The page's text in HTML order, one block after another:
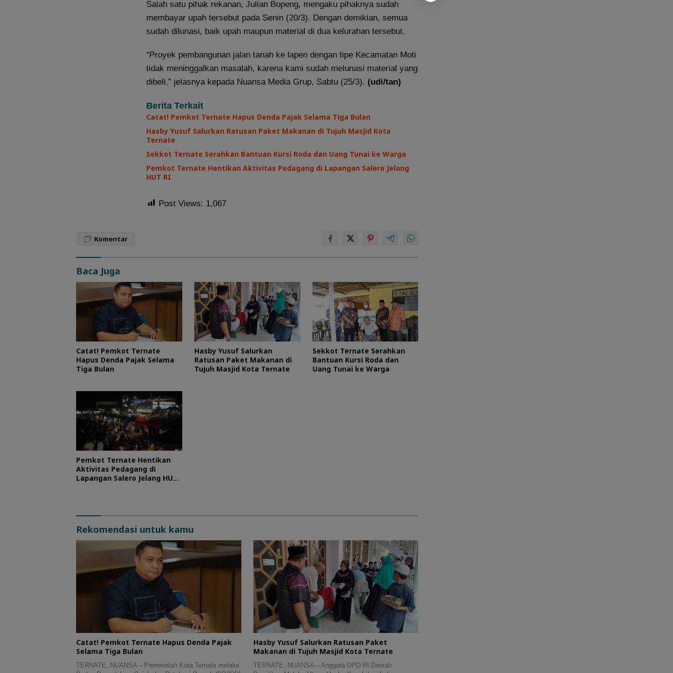
Salah satu pihak rekanan, Julian Bopeng, mengaku pihaknya sudah
membayar upah tersebut pada Senin (20/3). Dengan demikian, semua
sudah dilunasi, baik upah maupun material di dua kelurahan tersebut.
“Proyek pembangunan jalan tanah ke lapen dengan tipe Kecamatan Moti
tidak meninggalkan masalah, karena kami sudah melunasi material yang
dibeli,” jelasnya kepada Nuansa Media Grup, Sabtu (25/3). (udi/tan)
Berita Terkait
Catat! Pemkot Ternate Hapus Denda Pajak Selama Tiga Bulan
Hasby Yusuf Salurkan Ratusan Paket Makanan di Tujuh Masjid Kota
Ternate
Sekkot Ternate Serahkan Bantuan Kursi Roda dan Uang Tunai ke Warga
Pemkot Ternate Hentikan Aktivitas Pedagang di Lapangan Salero Jelang
HUT RI
Post Views: 1,067
Komentar
Baca Juga
Catat! Pemkot Ternate
Hapus Denda Pajak Selama
Tiga Bulan
Hasby Yusuf Salurkan
Ratusan Paket Makanan di
Tujuh Masjid Kota Ternate
Sekkot Ternate Serahkan
Bantuan Kursi Roda dan
Uang Tunai ke Warga
Pemkot Ternate Hentikan
Aktivitas Pedagang di
Lapangan Salero Jelang HUT
Rekomendasi untuk kamu
Catat! Pemkot Ternate Hapus Denda Pajak
Selama Tiga Bulan
TERNATE, NUANSA – Pemerintah Kota Ternate melalui
Hasby Yusuf Salurkan Ratusan Paket
Makanan di Tujuh Masjid Kota Ternate
TERNATE, NUANSA – Anggota DPD RI Daerah